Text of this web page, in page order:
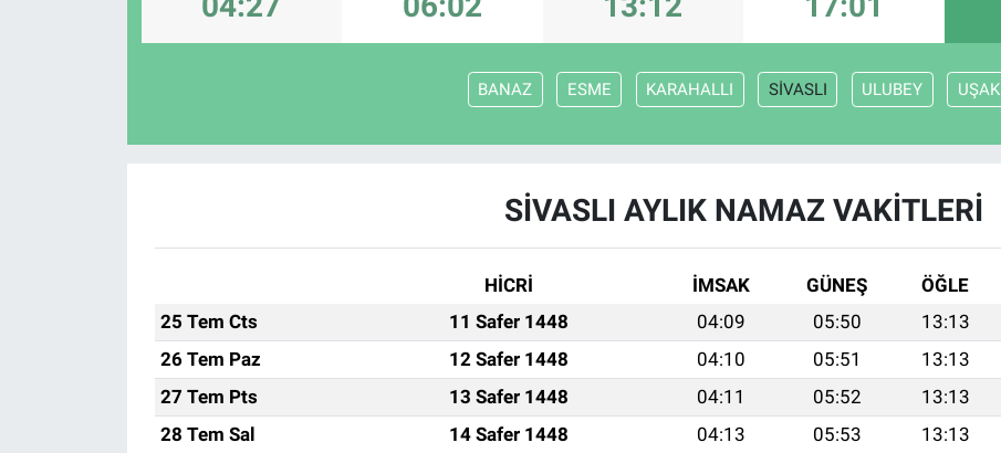
BANAZ ESME KARAHALLI SİVASLI ULUBEY UŞAK
SİVASLI AYLIK NAMAZ VAKITLERI
HİCRİ İMSAK GÜNEŞ ÖĞLE
25 Tem Cts
11 Safer 1448 04:09 05:50 13:13
26 Tem Paz
12 Safer 1448 04:10 05:51 13:13
27 Tem Pts
13 Safer 1448 04:11 05:52 13:13
28 Tem Sal
14 Safer 1448 04:13 05:53 13:13